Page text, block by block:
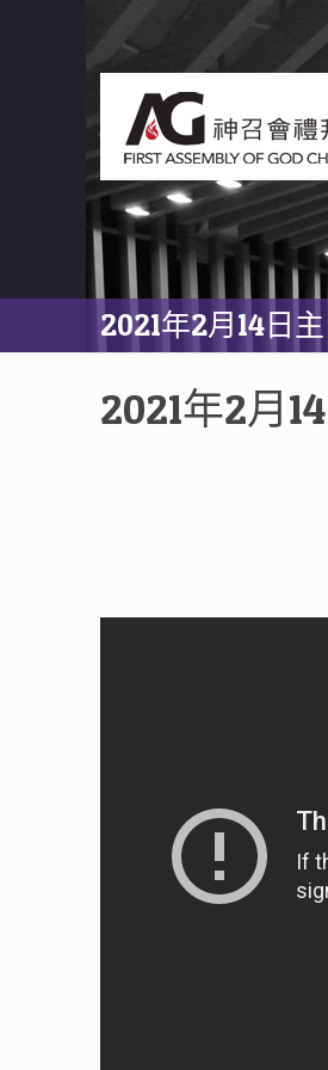
2021年2月14日
2021年2月